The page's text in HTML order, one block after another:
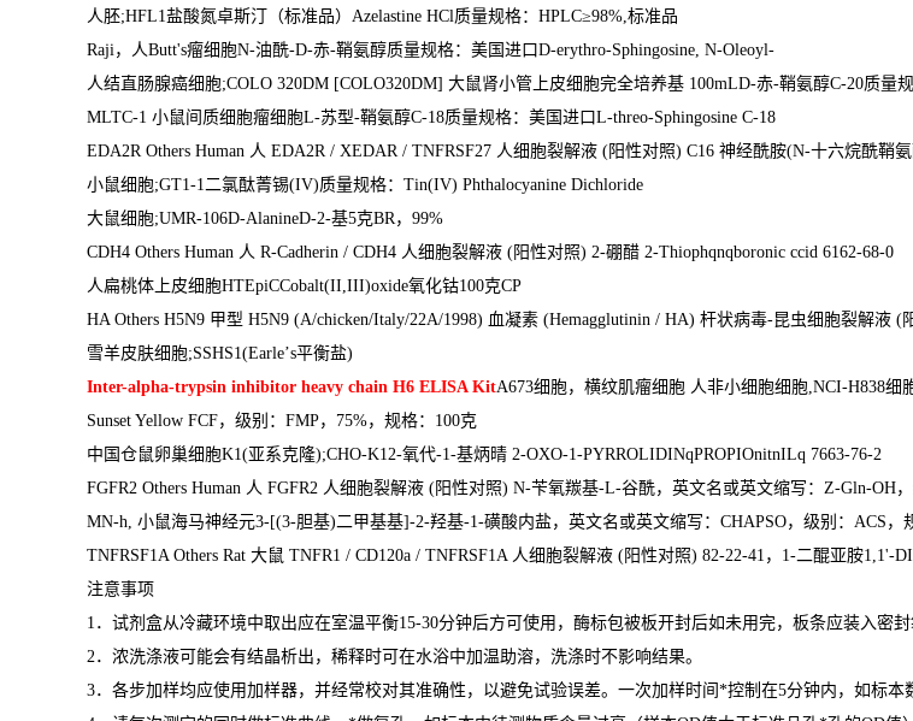
人胚;HFL1 盐酸氮卓斯汀（标准品） Azelastine HCl 质量规格： HPLC≥98%, 标准品
Raji ，人Butt's瘤细胞N-油酰-D-赤-鞘氨醇质量规格：美国进口D-erythro-Sphingosine, N-Oleoyl-
人结直肠腺癌细胞;COLO 320DM [COLO320DM] 大鼠肾小管上皮细胞完全培养基 100mLD-赤-鞘氨醇C-20质量
MLTC-1 小鼠间质细胞瘤细胞L-苏型-鞘氨醇C-18质量规格：美国进口L-threo-Sphingosine C-18
EDA2R Others Human 人 EDA2R / XEDAR / TNFRSF27 人细胞裂解液 (阳性对照) C16 神经酰胺(N-十六烷酰鞘
小鼠细胞;GT1-1 二氯酞菁锡(IV)质量规格： Tin(IV) Phthalocyanine Dichloride
大鼠细胞;UMR-106D-AlanineD-2-基5克BR ， 99%
CDH4 Others Human 人 R-Cadherin / CDH4 人细胞裂解液 (阳性对照) 2-硼醋 2-Thiophqnqboronic ccid 6162-68-0
人扁桃体上皮细胞HTEpiCCobalt(II,III)oxide氧化钴100克CP
HA Others H5N9 甲型 H5N9 (A/chicken/Italy/22A/1998) 血凝素 (Hemagglutinin / HA) 杆状病毒-昆虫细胞裂解液 (
雪羊皮肤细胞;SSHS1(Earle’s平衡盐)
Inter-alpha-trypsin inhibitor heavy chain H6 ELISA KitA673细胞，横纹肌瘤细胞 人非小细胞细胞 ,NCI-H838细
Sunset Yellow FCF，级别： FMP， 75%，规格： 100克
中国仓鼠卵巢细胞K1(亚系克隆);CHO-K12-氧代-1-基炳晴 2-OXO-1-PYRROLIDINqPROPIOnitnILq 7663-76-2
FGFR2 Others Human 人 FGFR2 人细胞裂解液 (阳性对照) N-苄氧羰基-L-谷酰，英文名或英文缩写： Z-Gln-OH
MN-h, 小鼠海马神经元3-[(3-胆基) 二甲基基]-2-羟基-1-磺酸内盐，英文名或英文缩写： CHAPSO，级别： ACS ，
TNFRSF1A Others Rat 大鼠 TNFR1 / CD120a / TNFRSF1A 人细胞裂解液 (阳性对照) 82-22-41 ， 1-二醌亚胺1,1'-
注意事项
1 ．试剂盒从冷藏环境中取出应在室温平衡15-30分钟后方可使用，酶标包被板开封后如未用完，板条应装入密封
2 ．浓洗涤液可能会有结晶析出，稀释时可在水浴中加温助溶，洗涤时不影响结果。
3．各步加样均应使用加样器，并经常校对其准确性，以避免试验误差。一次加样时间 *控制在5分钟内，如标本